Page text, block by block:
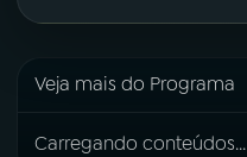
Veja mais do Programa
Carregando conteúdos...